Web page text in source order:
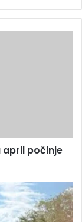
april počinje